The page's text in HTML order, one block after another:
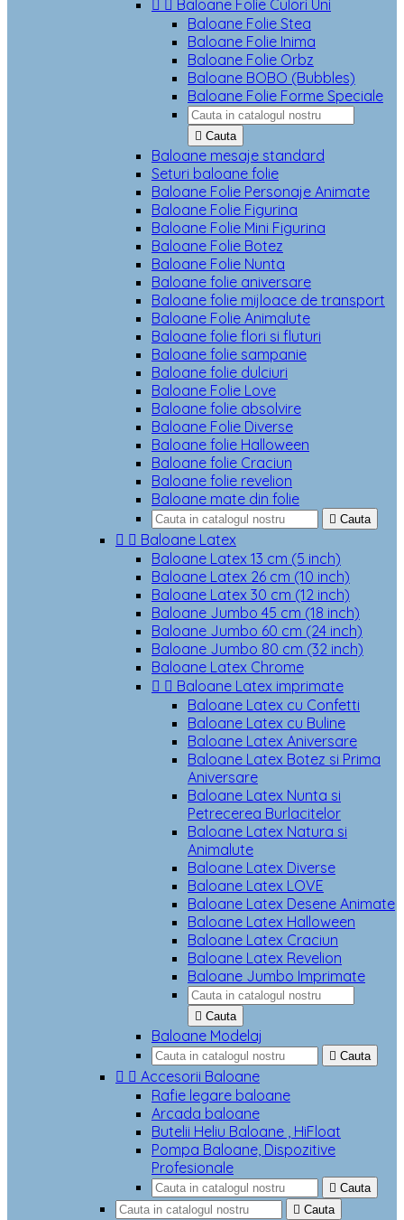
  Baloane Folie Culori Uni
Baloane Folie Stea
Baloane Folie Inima
Baloane Folie Orbz
Baloane BOBO (Bubbles)
Baloane Folie Forme Speciale
 Cauta
Baloane mesaje standard
Seturi baloane folie
Baloane Folie Personaje Animate
Baloane Folie Figurina
Baloane Folie Mini Figurina
Baloane Folie Botez
Baloane Folie Nunta
Baloane folie aniversare
Baloane folie mijloace de transport
Baloane Folie Animalute
Baloane folie flori si fluturi
Baloane folie sampanie
Baloane folie dulciuri
Baloane Folie Love
Baloane folie absolvire
Baloane Folie Diverse
Baloane folie Halloween
Baloane folie Craciun
Baloane folie revelion
Baloane mate din folie
 Cauta
  Baloane Latex
Baloane Latex 13 cm (5 inch)
Baloane Latex 26 cm (10 inch)
Baloane Latex 30 cm (12 inch)
Baloane Jumbo 45 cm (18 inch)
Baloane Jumbo 60 cm (24 inch)
Baloane Jumbo 80 cm (32 inch)
Baloane Latex Chrome
  Baloane Latex imprimate
Baloane Latex cu Confetti
Baloane Latex cu Buline
Baloane Latex Aniversare
Baloane Latex Botez si Prima
Aniversare
Baloane Latex Nunta si
Petrecerea Burlacitelor
Baloane Latex Natura si
Animalute
Baloane Latex Diverse
Baloane Latex LOVE
Baloane Latex Desene Animate
Baloane Latex Halloween
Baloane Latex Craciun
Baloane Latex Revelion
Baloane Jumbo Imprimate
 Cauta
Baloane Modelaj
 Cauta
  Accesorii Baloane
Rafie legare baloane
Arcada baloane
Butelii Heliu Baloane , HiFloat
Pompa Baloane, Dispozitive
Profesionale
 Cauta
 Cauta